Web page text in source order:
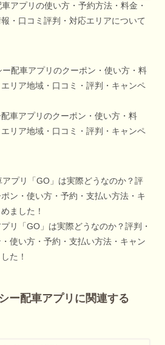
アプリの使い方・予約方法・料金・
・口コミ評判・対応エリアについて
配車アプリのクーポン・使い方・料
リア地域・口コミ・評判・キャンペ
リ「GO」は実際どうなのか？評判・
使い方・予約・支払い方法・キャン
た！
ー配車アプリに関連する